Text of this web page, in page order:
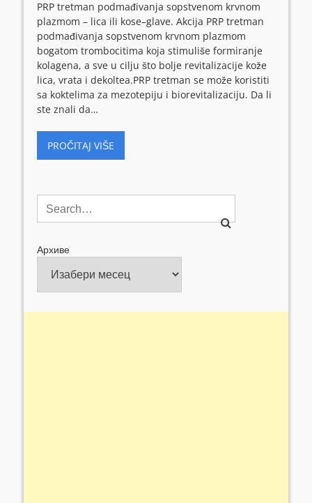
PRP tretman podmađivanja sopstvenom krvnom
plazmom – lica ili kose–glave. Akcija PRP tretman
podmađivanja sopstvenom krvnom plazmom
bogatom trombocitima koja stimuliše formiranje
kolagena, a sve u cilju što bolje revitalizacije kože
lica, vrata i dekoltea.PRP tretman se može koristiti
sa koktelima za mezotepiju i biorevitalizaciju. Da li
ste znali da…
PROČITAJ VIŠE
Архиве